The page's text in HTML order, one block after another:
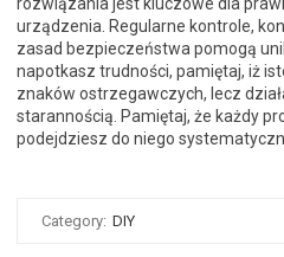
urządzenia. Regularne kontrole,
zasad bezpieczeństwa pomogą
napotkasz trudności, pamiętaj, iż
znaków ostrzegawczych, lecz
starannością. Pamiętaj, że każdy
podejdziesz do niego
Category: DIY